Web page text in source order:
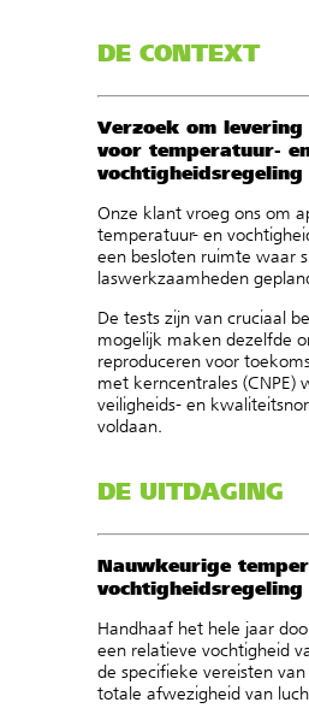
DE CONTEXT
Verzoek om
voor temperatuur-
vochtigheidsregeling
Onze klant vroeg ons om
temperatuur- en
een besloten ruimte waar
laswerkzaamheden
De tests zijn van cruciaal
mogelijk maken dezelfde
reproduceren voor
met kerncentrales (CNPE)
veiligheids- en
voldaan.
DE UITDAGING
Nauwkeurige
vochtigheidsregeling
Handhaaf het hele jaar
een relatieve vochtigheid
de specifieke vereisten
totale afwezigheid van